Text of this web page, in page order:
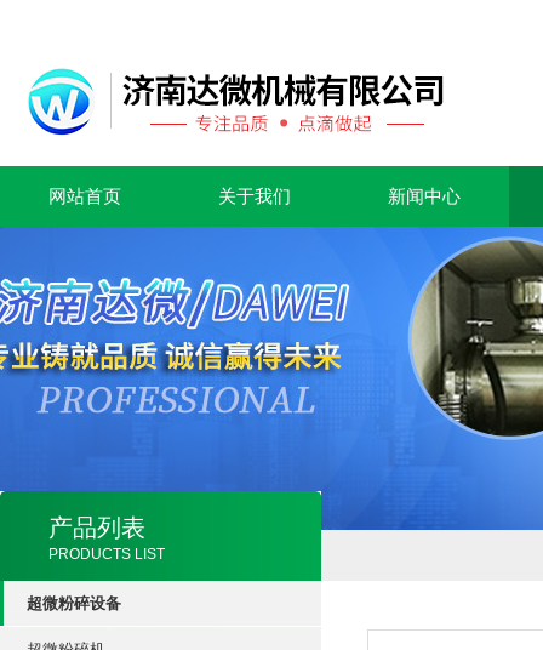
网站首页 关于我们 新闻中心
产品列表
PRODUCTS LIST
超微粉碎设备